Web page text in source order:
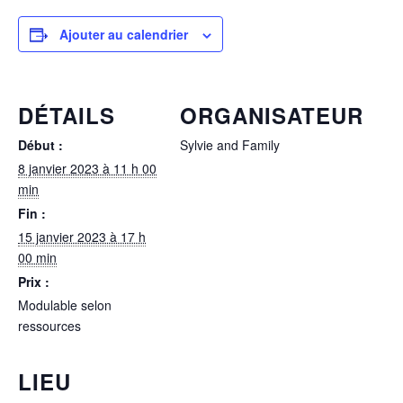
Ajouter au calendrier
DÉTAILS
Début :
8 janvier 2023 à 11 h 00
min
Fin :
15 janvier 2023 à 17 h
00 min
Prix :
Modulable selon
ressources
ORGANISATEUR
Sylvie and Family
LIEU